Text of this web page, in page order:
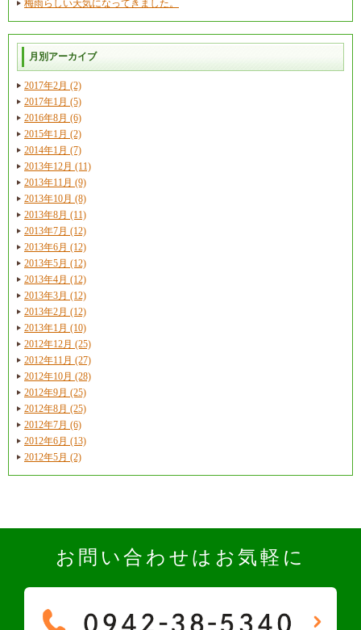
梅雨らしい天気になってきました。
月別アーカイブ
2017年2月 (2)
2017年1月 (5)
2016年8月 (6)
2015年1月 (2)
2014年1月 (7)
2013年12月 (11)
2013年11月 (9)
2013年10月 (8)
2013年8月 (11)
2013年7月 (12)
2013年6月 (12)
2013年5月 (12)
2013年4月 (12)
2013年3月 (12)
2013年2月 (12)
2013年1月 (10)
2012年12月 (25)
2012年11月 (27)
2012年10月 (28)
2012年9月 (25)
2012年8月 (25)
2012年7月 (6)
2012年6月 (13)
2012年5月 (2)
お問い合わせはお気軽に